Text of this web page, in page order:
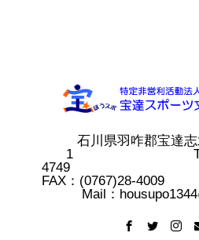
石川県羽咋郡宝達
1 TEL：
FAX：
Mail：